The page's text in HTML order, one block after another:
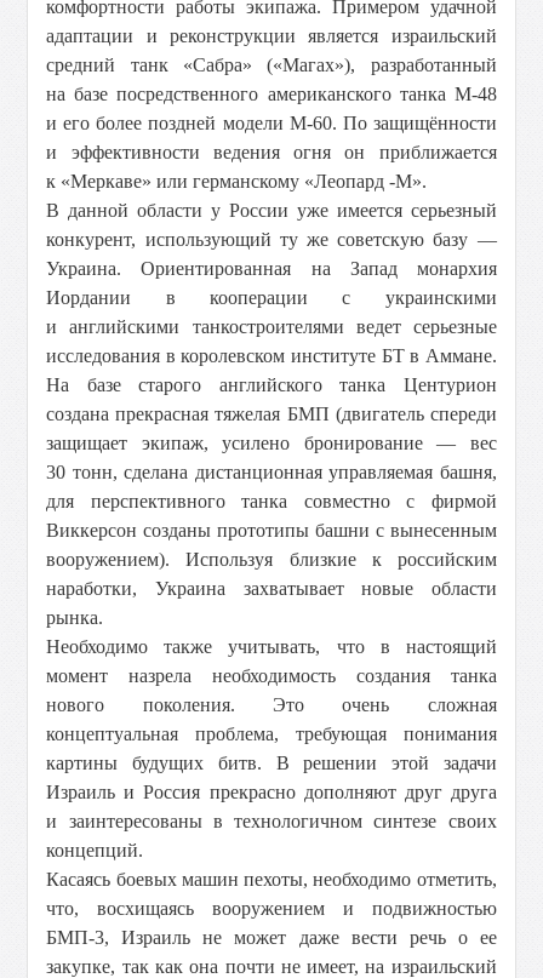
комфортности работы экипажа. Примером удачной
адаптации и реконструкции является израильский
средний танк «Сабра» («Магах»), разработанный
на базе посредственного американского танка М-48
и его более поздней модели М-60. По защищённости
и эффективности ведения огня он приближается
к «Меркаве» или германскому «Леопард -М».
В данной области у России уже имеется серьезный
конкурент, использующий ту же советскую базу —
Украина. Ориентированная на Запад монархия
Иордании в кооперации с украинскими
и английскими танкостроителями ведет серьезные
исследования в королевском институте БТ в Аммане.
На базе старого английского танка Центурион
создана прекрасная тяжелая БМП (двигатель спереди
защищает экипаж, усилено бронирование — вес
30 тонн, сделана дистанционная управляемая башня,
для перспективного танка совместно с фирмой
Виккерсон созданы прототипы башни с вынесенным
вооружением). Используя близкие к российским
наработки, Украина захватывает новые области
рынка.
Необходимо также учитывать, что в настоящий
момент назрела необходимость создания танка
нового поколения. Это очень сложная
концептуальная проблема, требующая понимания
картины будущих битв. В решении этой задачи
Израиль и Россия прекрасно дополняют друг друга
и заинтересованы в технологичном синтезе своих
концепций.
Касаясь боевых машин пехоты, необходимо отметить,
что, восхищаясь вооружением и подвижностью
БМП-3, Израиль не может даже вести речь о ее
закупке, так как она почти не имеет, на израильский